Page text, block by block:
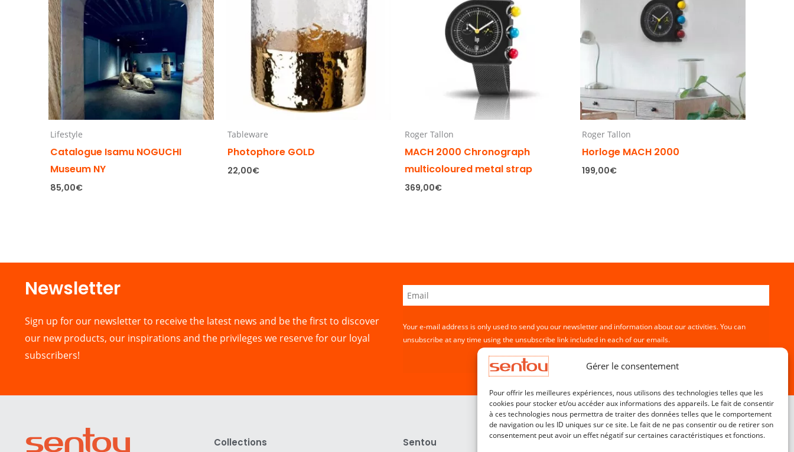
Gérer le consentement
Pour offrir les meilleures expériences, nous utilisons des technologies telles que les
cookies pour stocker et/ou accéder aux informations des appareils. Le fait de consentir
à ces technologies nous permettra de traiter des données telles que le comportement
de navigation ou les ID uniques sur ce site. Le fait de ne pas consentir ou de retirer son
consentement peut avoir un effet négatif sur certaines caractéristiques et fonctions.
Lifestyle
Catalogue Isamu NOGUCHI
Museum NY
85,00€
Tableware
Photophore GOLD
22,00€
Roger Tallon
MACH 2000 Chronograph
multicoloured metal strap
369,00€
Roger Tallon
Horloge MACH 2000
199,00€
Newsletter​
Sign up for our newsletter to receive the latest news and be the first to discover
our new products, our inspirations and the privileges we reserve for our loyal
subscribers!
Your e-mail address is only used to send you our newsletter and information about our activities. You can
unsubscribe at any time using the unsubscribe link included in each of our emails.
Collections Sentou Customer service